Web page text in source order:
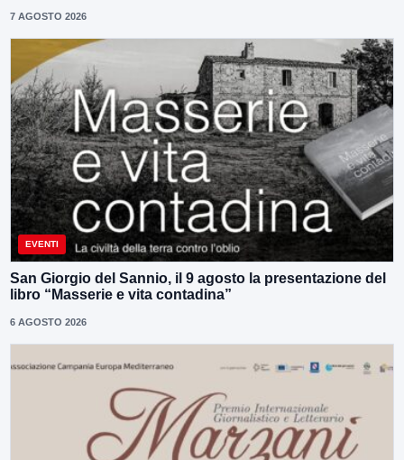
7 AGOSTO 2026
EVENTI
San Giorgio del Sannio, il 9 agosto la presentazione del
libro “Masserie e vita contadina”
6 AGOSTO 2026